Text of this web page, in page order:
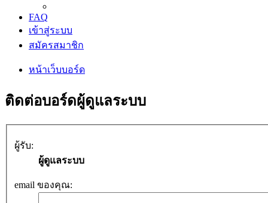
FAQ
เข้าสู่ระบบ
สมัครสมาชิก
หน้าเว็บบอร์ด
ติดต่อบอร์ดผู้ดูแลระบบ
ผู้รับ:
ผู้ดูแลระบบ
email ของคุณ: